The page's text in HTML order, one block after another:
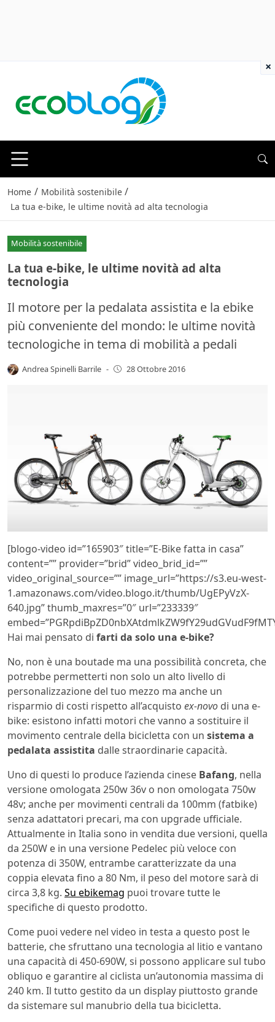
Home / Mobilità sostenibile /
La tua e-bike, le ultime novità ad alta tecnologia
Mobilità sostenibile
La tua e-bike, le ultime novità ad alta
tecnologia
Il motore per la pedalata assistita e la ebike
più conveniente del mondo: le ultime novità
tecnologiche in tema di mobilità a pedali
Andrea Spinelli Barrile - 28 Ottobre 2016
[blogo-video id=”165903″ title=”E-Bike fatta in casa”
content=”” provider=”brid” video_brid_id=””
video_original_source=”” image_url=”https://s3.eu-west-
1.amazonaws.com/video.blogo.it/thumb/UgEPyVzX-
640.jpg” thumb_maxres=”0″ url=”233339″
Hai mai pensato di farti da solo una e-bike?
No, non è una boutade ma una possibilità concreta, che
potrebbe permetterti non solo un alto livello di
personalizzazione del tuo mezzo ma anche un
risparmio di costi rispetto all’acquisto ex-novo di una e-
bike: esistono infatti motori che vanno a sostituire il
movimento centrale della bicicletta con un sistema a
pedalata assistita dalle straordinarie capacità.
Uno di questi lo produce l’azienda cinese Bafang, nella
versione omologata 250w 36v o non omologata 750w
48v; anche per movimenti centrali da 100mm (fatbike)
senza adattatori precari, ma con upgrade ufficiale.
Attualmente in Italia sono in vendita due versioni, quella
da 250W e in una versione Pedelec più veloce con
potenza di 350W, entrambe caratterizzate da una
coppia elevata fino a 80 Nm, il peso del motore sarà di
circa 3,8 kg. Su ebikemag puoi trovare tutte le
specifiche di questo prodotto.
Come puoi vedere nel video in testa a questo post le
batterie, che sfruttano una tecnologia al litio e vantano
una capacità di 450-690W, si possono applicare sul tubo
obliquo e garantire al ciclista un’autonomia massima di
240 km. Il tutto gestito da un display piuttosto grande
da sistemare sul manubrio della tua bicicletta.
×